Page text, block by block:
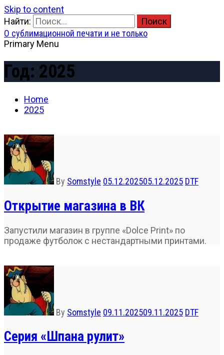
Skip to content
Найти:
О сублимационной печати и не только
Primary Menu
Год: 2025
Home
2025
By Somstyle 05.12.202505.12.2025 DTF
Открытие магазина в ВК
Запустили магазин в группе «Dolce Print» по
продаже футболок с нестандартными принтами.
By Somstyle 09.11.202509.11.2025 DTF
Серия «Шпана рулит»